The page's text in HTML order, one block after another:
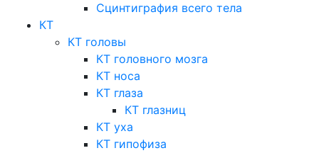
Сцинтиграфия всего тела
КТ
КТ головы
КТ головного мозга
КТ носа
КТ глаза
КТ глазниц
КТ уха
КТ гипофиза